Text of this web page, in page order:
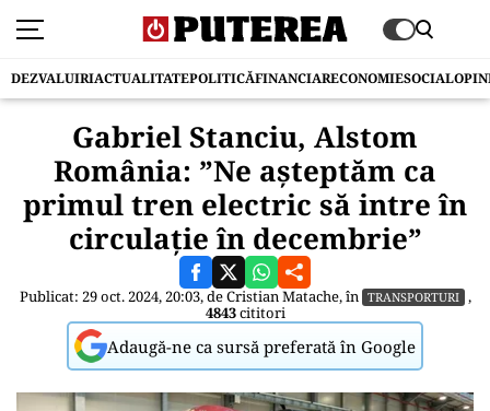
DEZVALUIRIACTUALITATEPOLITICĂFINANCIARECONOMIESOCIAL
Gabriel Stanciu, Alstom
România: ”Ne așteptăm ca
primul tren electric să intre în
circulație în decembrie”
Publicat: 29 oct. 2024, 20:03, deCristian Matache, în TRANSPORTURI ,
4843cititori
Adaugă-ne ca sursă preferată în Google